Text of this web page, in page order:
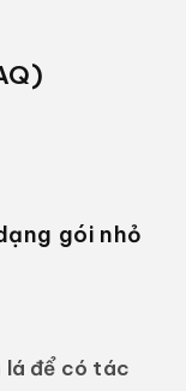
gói nhỏ
lá để có tác